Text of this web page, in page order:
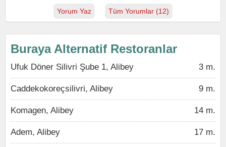
Yorum Yaz Tüm Yorumlar (12)
Buraya Alternatif Restoranlar
Ufuk Döner Silivri Şube 1, Alibey 3 m.
Caddekokoreçsilivri, Alibey 9 m.
Komagen, Alibey 14 m.
Adem, Alibey 17 m.